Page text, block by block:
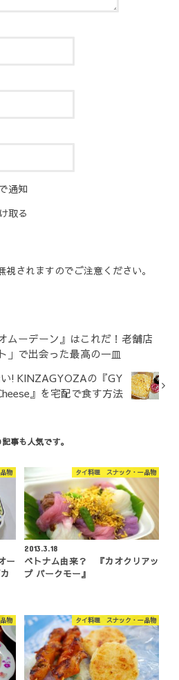
通知
取る
されますのでご注意ください。
ムーデーン』はこれだ！老舗店
」で出会った最高の一皿
! KINZAGYOZAの『GY
』を宅配で食す方法
事も人気です。
物
ー
タイ料理 スナック・一品物
2013.3.18
ベトナム由来？ 『カオクリアッ
プ パークモー』
物 タイ料理 スナック・一品物